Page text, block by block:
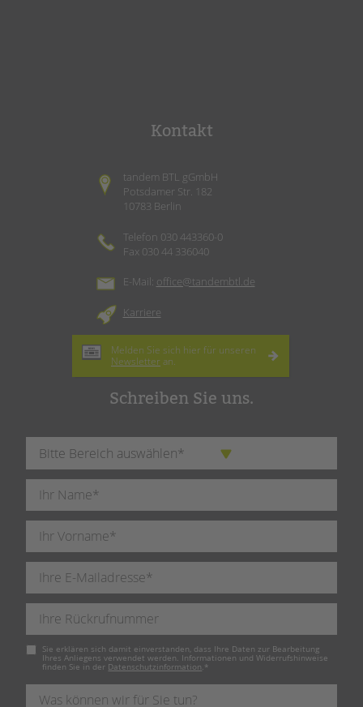
Kontakt
tandem BTL gGmbH
Potsdamer Str. 182
10783 Berlin
Telefon 030 443360-0
Fax 030 44 336040
E-Mail: office@tandembtl.de
Karriere
Melden Sie sich hier für unseren
Newsletter an.
Schreiben Sie uns.
Pflichtfeld
Sie erklären sich damit einverstanden, dass Ihre Daten zur Bearbeitung
Ihres Anliegens verwendet werden. Informationen und Widerrufshinweise
finden Sie in der Datenschutzinformation *